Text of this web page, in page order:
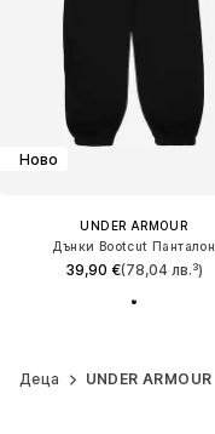
Ново
UNDER ARMOUR
Дънки Bootcut Панталон
39,90 €(78,04 лв.³)
Деца UNDER ARMOUR